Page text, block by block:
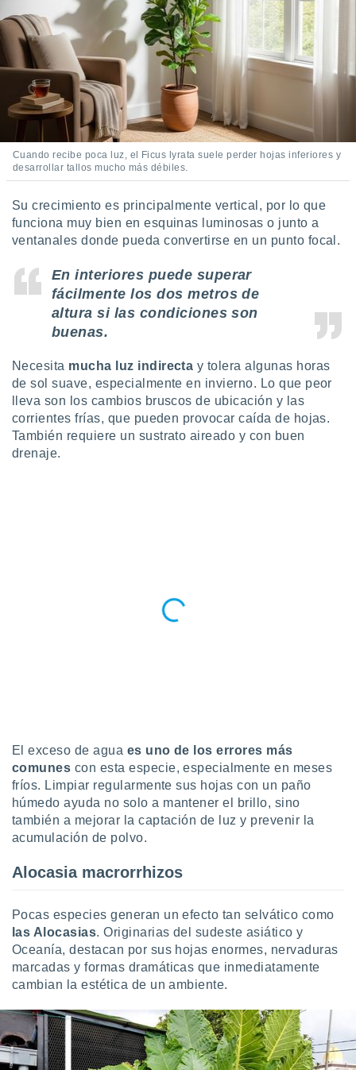
únicos
similares
este sitio
IP
de
traten tus
en
u
datos
momento
en
en
crear un
la
medir el
de
o a través
de
de
uso de
con el
Cuando recibe poca luz, el Ficus lyrata suele perder hojas inferiores y
desarrollar tallos mucho más débiles.
Su crecimiento es principalmente vertical, por lo que
funciona muy bien en esquinas luminosas o junto a
ventanales donde pueda convertirse en un punto focal.
En interiores puede superar
fácilmente los dos metros de
altura si las condiciones son
buenas.
Necesita mucha luz indirecta y tolera algunas horas
de sol suave, especialmente en invierno. Lo que peor
lleva son los cambios bruscos de ubicación y las
corrientes frías, que pueden provocar caída de hojas.
También requiere un sustrato aireado y con buen
drenaje.
El exceso de agua es uno de los errores más
comunes con esta especie, especialmente en meses
fríos. Limpiar regularmente sus hojas con un paño
húmedo ayuda no solo a mantener el brillo, sino
también a mejorar la captación de luz y prevenir la
acumulación de polvo.
Alocasia macrorrhizos
Pocas especies generan un efecto tan selvático como
las Alocasias. Originarias del sudeste asiático y
Oceanía, destacan por sus hojas enormes, nervaduras
marcadas y formas dramáticas que inmediatamente
cambian la estética de un ambiente.